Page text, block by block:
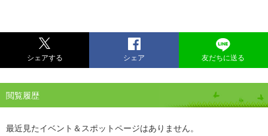
シェアする シェア 友だちに送る
閲覧履歴
最近見たイベント＆スポットページはありません。